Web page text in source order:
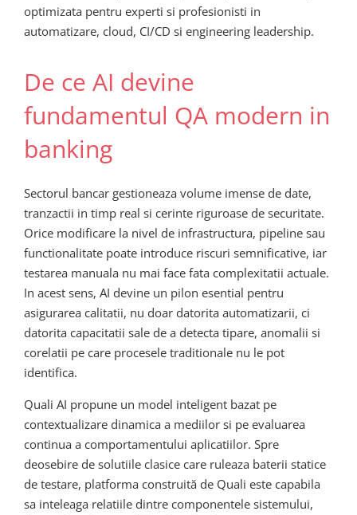
optimizata pentru experti si profesionisti in
automatizare, cloud, CI/CD si engineering leadership.
De ce AI devine
fundamentul QA modern in
banking
Sectorul bancar gestioneaza volume imense de date,
tranzactii in timp real si cerinte riguroase de securitate.
Orice modificare la nivel de infrastructura, pipeline sau
functionalitate poate introduce riscuri semnificative, iar
testarea manuala nu mai face fata complexitatii actuale.
In acest sens, AI devine un pilon esential pentru
asigurarea calitatii, nu doar datorita automatizarii, ci
datorita capacitatii sale de a detecta tipare, anomalii si
corelatii pe care procesele traditionale nu le pot
identifica.
Quali AI propune un model inteligent bazat pe
contextualizare dinamica a mediilor si pe evaluarea
continua a comportamentului aplicatiilor. Spre
deosebire de solutiile clasice care ruleaza baterii statice
de testare, platforma construită de Quali este capabila
sa inteleaga relatiile dintre componentele sistemului,